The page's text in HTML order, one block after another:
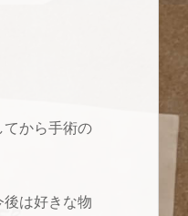
てから手術の
は好きな物